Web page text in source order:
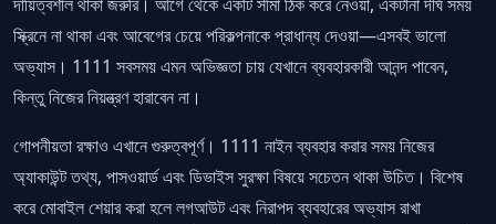
স্ক্রিনে না থাকা এবং আবেগের চেয়ে পরিকল্পনাকে প্রাধান্য দেওয়া—এসবই ভালো
অভ্যাস। 1111 সবসময় এমন অভিজ্ঞতা চায় যেখানে ব্যবহারকারী আনন্দ পাবেন,
কিন্তু নিজের নিয়ন্ত্রণ হারাবেন না।
গোপনীয়তা রক্ষাও এখানে গুরুত্বপূর্ণ। 1111 নাইন ব্যবহার করার সময় নিজের
অ্যাকাউন্ট তথ্য, পাসওয়ার্ড এবং ডিভাইস সুরক্ষা বিষয়ে সচেতন থাকা উচিত। বিশেষ
করে মোবাইল শেয়ার করা হলে লগআউট এবং নিরাপদ ব্যবহারের অভ্যাস রাখা